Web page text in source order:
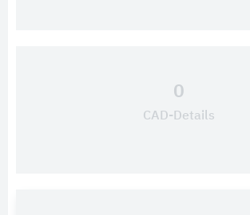
0
CAD-Details